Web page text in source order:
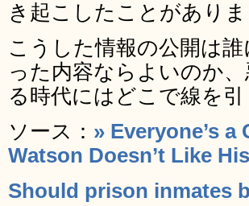
き起こしたことがありま
こうした情報の公開は
った内容ならよいのか
る時代にはどこで線を
ソース： » Everyone’s
Watson Doesn’t Like
Should prison inmates